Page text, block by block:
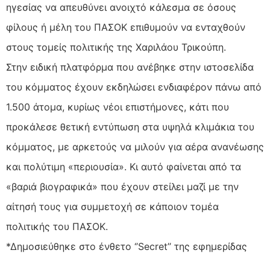
ηγεσίας να απευθύνει ανοιχτό κάλεσμα σε όσους
φίλους ή μέλη του ΠΑΣΟΚ επιθυμούν να ενταχθούν
στους τομείς πολιτικής της Χαριλάου Τρικούπη.
Στην ειδική πλατφόρμα που ανέβηκε στην ιστοσελίδα
του κόμματος έχουν εκδηλώσει ενδιαφέρον πάνω από
1.500 άτομα, κυρίως νέοι επιστήμονες, κάτι που
προκάλεσε θετική εντύπωση στα υψηλά κλιμάκια του
κόμματος, με αρκετούς να μιλούν για αέρα ανανέωσης
και πολύτιμη «περιουσία». Κι αυτό φαίνεται από τα
«βαριά βιογραφικά» που έχουν στείλει μαζί με την
αίτησή τους για συμμετοχή σε κάποιον τομέα
πολιτικής του ΠΑΣΟΚ.
*Δημοσιεύθηκε στο ένθετο ‘’Secret’’ της εφημερίδας